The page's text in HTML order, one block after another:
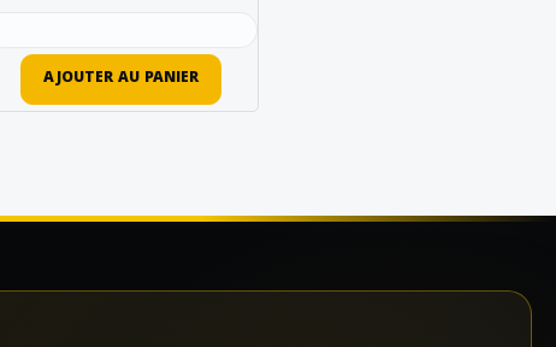
AJOUTER AU PANIER